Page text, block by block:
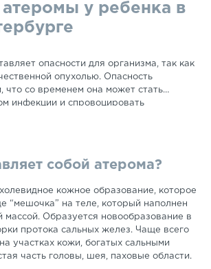
у ребенка в
опасности для организма, так как
опухолью. Опасность
что со временем она может стать
инфекции и спровоцировать
новообразование лучше на начальных
собой атерома?
кожное образование, которое
“мешочка” на теле, который наполнен
массой. Образуется новообразование в
протока сальных желез. Чаще всего
участках кожи, богатых сальными
часть головы, шея, паховые области.